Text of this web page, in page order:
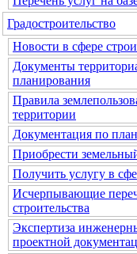
Градостроительство
Новости в сфере
Документы
планирования
Правила
территории
Документация по
Приобрести
Получить услугу в
Исчерпывающие
строительства
Экспертиза
проектной